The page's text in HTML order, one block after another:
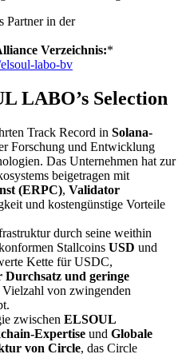
in der
Verzeichnis:*
labo-bv
LABO’s Selection
Track Record in Solana-
Forschung und Entwicklung
Das Unternehmen hat zur
beigetragen mit
(ERPC), Validator
und kostengünstige Vorteile
durch seine weithin
Stallcoins USD und
Kette für USDC,
Durchsatz und geringe
Vielzahl von zwingenden
zwischen ELSOUL
Expertise und Globale
von Circle, das Circle